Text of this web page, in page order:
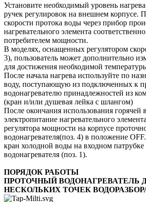
Установите необходимый уровень
ручек регулировок на внешнем корпусе.
скорости протока воды через прибор
нагревательного элемента
потребителем мощности.
В моделях, оснащенных регулятором
3), пользователь может дополнительно
для достижения необходимой
После начала нагрева используйте по
воду, поступающую из подключенных к
водонагревателю принадлежностей из
(кран и/или душевая лейка с шлангом)
После окончания использования горячей
электропитание нагревательного
регулятора мощности на корпусе
водонагревателя(поз. 4) в положение
кран холодной воды на входном патрубке
водонагревателя (поз. 1).
ПОРЯДОК РАБОТЫ
ПРОТОЧНЫЙ ВОДОНАГРЕВАТЕЛЬ
НЕСКОЛЬКИХ ТОЧЕК